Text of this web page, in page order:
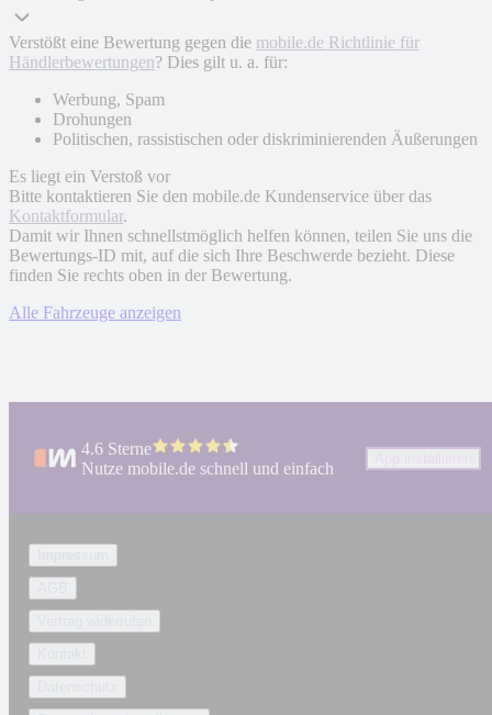
Verstößt eine Bewertung gegen die mobile.de Richtlinie für
Händlerbewertungen? Dies gilt u. a. für:
Werbung, Spam
Drohungen
Politischen, rassistischen oder diskriminierenden Äußerungen
Es liegt ein Verstoß vor
Bitte kontaktieren Sie den mobile.de Kundenservice über das
Kontaktformular.
Damit wir Ihnen schnellstmöglich helfen können, teilen Sie uns die
Bewertungs-ID mit, auf die sich Ihre Beschwerde bezieht. Diese
finden Sie rechts oben in der Bewertung.
Alle Fahrzeuge anzeigen
4.6 Sterne
Nutze mobile.de schnell und einfach